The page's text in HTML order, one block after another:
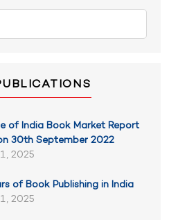
of India Book Market Report
30th September 2022
2025
of Book Publishing in India
2025